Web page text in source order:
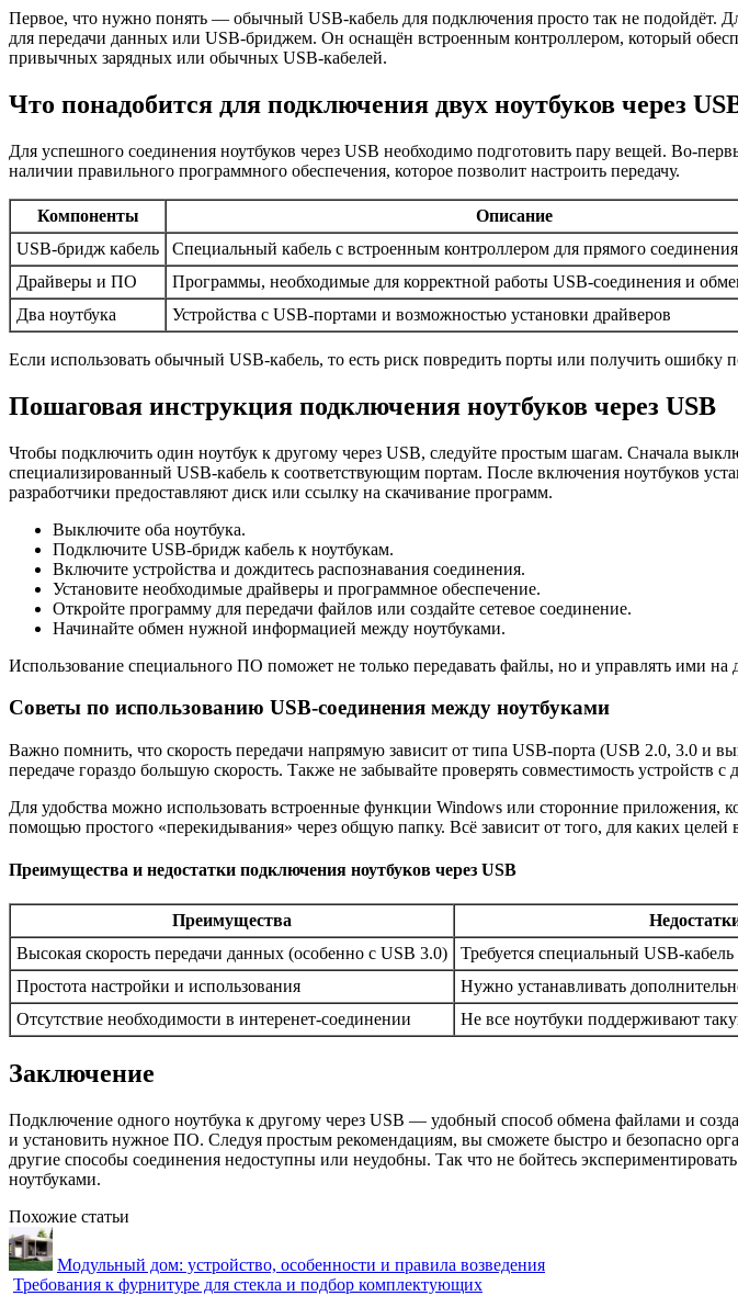
Первое, что нужно понять — обычный USB-кабель для подключения просто так не подойдёт.
для передачи данных или USB-бриджем. Он оснащён встроенным контроллером, который
привычных зарядных или обычных USB-кабелей.
Что понадобится для подключения двух ноутбуков через
Для успешного соединения ноутбуков через USB необходимо подготовить пару вещей. Во-
наличии правильного программного обеспечения, которое позволит настроить передачу.
Компоненты
Описание
USB-бридж кабель
Специальный кабель с встроенным контроллером для прямого соединения
Драйверы и ПО
Программы, необходимые для корректной работы USB-соединения и
Два ноутбука
Устройства с USB-портами и возможностью установки драйверов
Если использовать обычный USB-кабель, то есть риск повредить порты или получить
Пошаговая инструкция подключения ноутбуков через USB
Чтобы подключить один ноутбук к другому через USB, следуйте простым шагам. Сначала
специализированный USB-кабель к соответствующим портам. После включения ноутбуков
разработчики предоставляют диск или ссылку на скачивание программ.
Выключите оба ноутбука.
Подключите USB-бридж кабель к ноутбукам.
Включите устройства и дождитесь распознавания соединения.
Установите необходимые драйверы и программное обеспечение.
Откройте программу для передачи файлов или создайте сетевое соединение.
Начинайте обмен нужной информацией между ноутбуками.
Использование специального ПО поможет не только передавать файлы, но и управлять ими на
Советы по использованию USB-соединения между ноутбуками
Важно помнить, что скорость передачи напрямую зависит от типа USB-порта (USB 2.0, 3.0
передаче гораздо большую скорость. Также не забывайте проверять совместимость устройств с
Для удобства можно использовать встроенные функции Windows или сторонние приложения,
помощью простого «перекидывания» через общую папку. Всё зависит от того, для каких целей
Преимущества и недостатки подключения ноутбуков через USB
Преимущества
Высокая скорость передачи данных (особенно с USB 3.0)
Требуется специальный USB-кабель
Простота настройки и использования
Нужно устанавливать
Отсутствие необходимости в интеренет-соединении
Не все ноутбуки поддерживают
Заключение
Подключение одного ноутбука к другому через USB — удобный способ обмена файлами и
и установить нужное ПО. Следуя простым рекомендациям, вы сможете быстро и безопасно
другие способы соединения недоступны или неудобны. Так что не бойтесь
ноутбуками.
Похожие статьи
Модульный дом: устройство, особенности и правила возведения
Требования к фурнитуре для стекла и подбор комплектующих